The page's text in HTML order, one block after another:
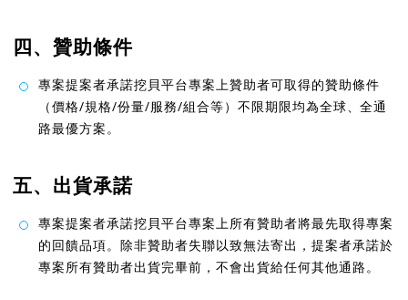
四、贊助條件
專案提案者承諾挖貝平台專案上贊助者可取得的贊助條件
（價格/規格/份量/服務/組合等）不限期限均為全球、全通
路最優方案。
五、出貨承諾
專案提案者承諾挖貝平台專案上所有贊助者將最先取得專案
的回饋品項。除非贊助者失聯以致無法寄出，提案者承諾於
專案所有贊助者出貨完畢前，不會出貨給任何其他通路。